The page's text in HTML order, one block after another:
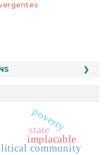
community
implacable
state
poverty